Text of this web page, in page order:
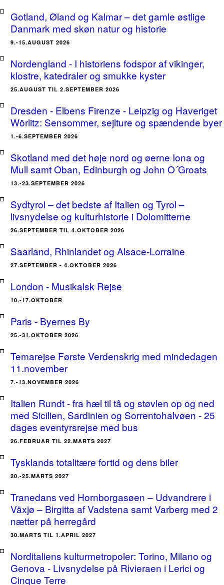
Gotland, Øland og Kalmar – det gamle østlige
Danmark med skøn natur og historie
9.-15.AUGUST 2026
Nordengland - I historiens fodspor af vikinger,
klostre, katedraler og smukke kyster
25.AUGUST TIL 2.SEPTEMBER 2026
Dresden - Elbens Firenze - Leipzig og Haveriget
Wörlitz: Sensommer, sejlture og spændende byer
1.-6.SEPTEMBER 2026
Skotland med det høje nord og øerne Iona og
Mull samt Oban, Edinburgh og John O´Groats
13.-23.SEPTEMBER 2026
Sydtyrol – det bedste af Italien og Tyrol –
livsnydelse og kulturhistorie i Dolomitterne
26.SEPTEMBER TIL 4.OKTOBER 2026
Saarland, Rhinlandet og Alsace-Lorraine
27.SEPTEMBER - 4.OKTOBER 2026
London - Musikalsk Rejse
10.-17.OKTOBER
Paris - Byernes By
25.-31.OKTOBER 2026
Temarejse Første Verdenskrig med mindedagen
11.november
7.-13.NOVEMBER 2026
Italien Rundt - fra hæl til tå og støvlen op og ned
med Sicilien, Sardinien og Sorrentohalvøen - 25
dages eventyrsrejse med bus
26.FEBRUAR TIL 22.MARTS 2027
Tysklands totalitære fortid og dens biler
20.-25.MARTS 2027
Tranedans ved Hornborgasøen – Udvandrere i
Växjø – Birgitta af Vadstena samt Varberg med 2
nætter på herregård
30.MARTS TIL 1.APRIL 2027
Norditaliens kulturmetropoler: Torino, Milano og
Genova - Livsnydelse på Rivieraen i Lerici og
Cinque Terre